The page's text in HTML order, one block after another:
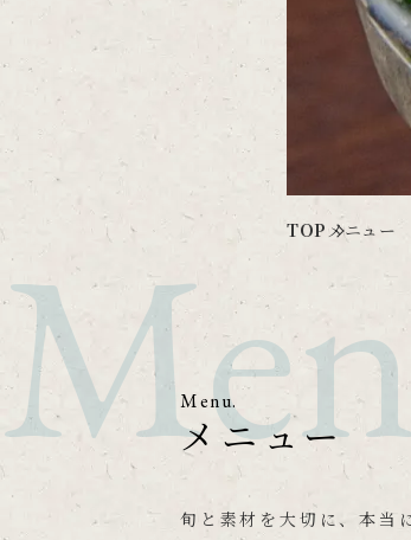
TOP メニュー
Menu
メニュー
旬と素材を大切に、本当